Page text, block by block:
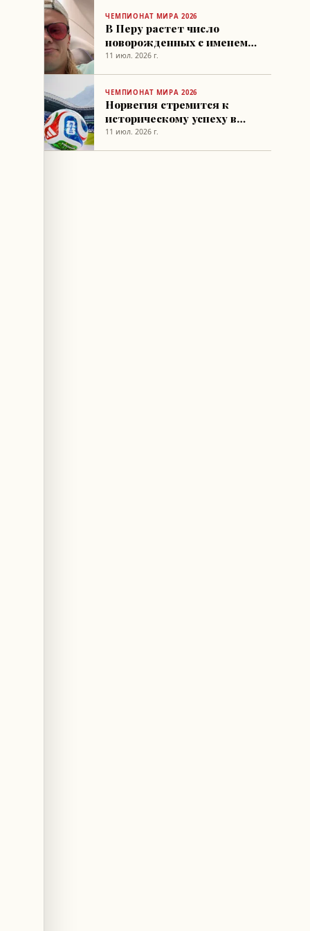
ЧЕМПИОНАТ МИРА 2026
В Перу растет число
новорожденных с именем
Халанд после ЧМ-2026
11 июл. 2026 г.
ЧЕМПИОНАТ МИРА 2026
Норвегия стремится к
историческому успеху в
матче с Англией на
11 июл. 2026 г.